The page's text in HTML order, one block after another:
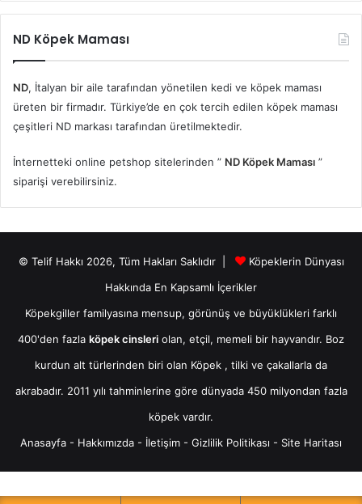
ND Köpek Maması
ND, İtalyan bir aile tarafından yönetilen kedi ve köpek maması
üreten bir firmadır. Türkiye’de en çok tercih edilen köpek maması
çeşitleri ND markası tarafından üretilmektedir.
İnternetteki online petshop sitelerinden ” ND Köpek Maması ”
siparişi verebilirsiniz.
© Telif Hakkı 2026, Tüm Hakları Saklıdır |
Köpeklerin Dünyası
Hakkında En Kapsamlı İçerikler
Köpekgiller familyasına mensup, görünüş ve büyüklükleri farklı
400'den fazla köpek cinsleri olan, etçil, memeli bir hayvandır. Boz
kurdun alt türlerinden biri olan Köpek , tilki ve çakallarla da
akrabadır. 2011 yılı tahminlerine göre dünyada 450 milyondan fazla
köpek vardır.
Anasayfa - Hakkımızda - İletişim - Gizlilik Politikası - Site Haritası